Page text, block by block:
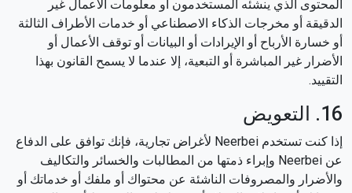
المحتوى الذي ينشئه المستخدمون أو معلومات الأعمال غير
الدقيقة أو مخرجات الذكاء الاصطناعي أو خدمات الأطراف الثالثة
أو خسارة الأرباح أو الإيرادات أو البيانات أو توقف الأعمال أو
الأضرار غير المباشرة أو التبعية، إلا عندما لا يسمح القانون بهذا
التقييد.
16. التعويض
إذا كنت تستخدم Neerbei لأغراض تجارية، فإنك توافق على الدفاع
عن Neerbei وإبراء ذمتها من المطالبات والخسائر والتكاليف
والأضرار والمصروفات الناشئة عن محتواك أو ملفك أو خدماتك أو